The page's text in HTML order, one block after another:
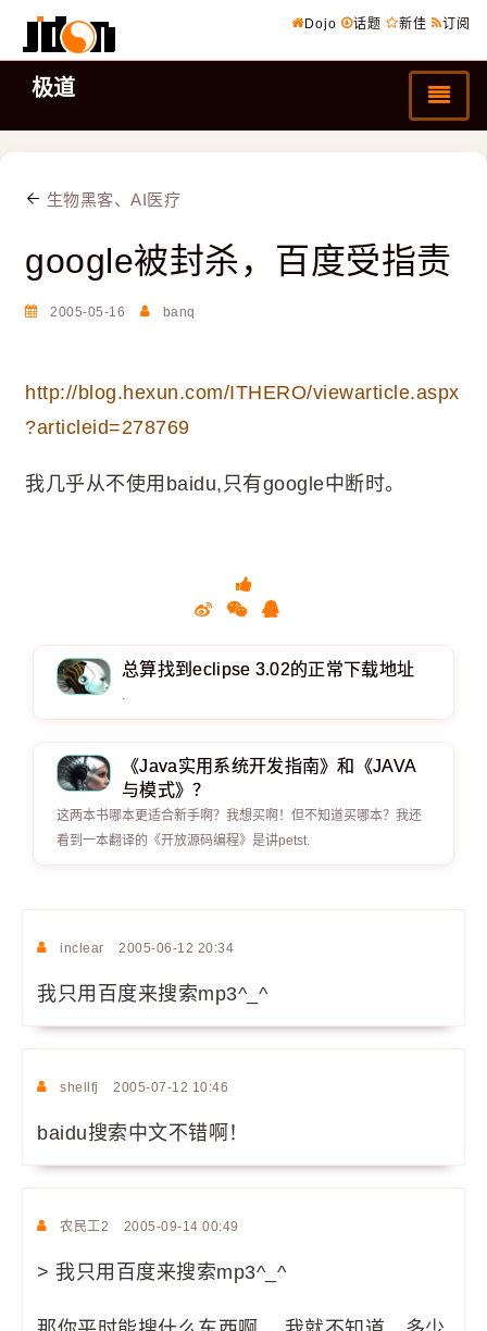
Dojo 话题 新佳 订阅
极道
生物黑客、AI医疗
google被封杀，百度受指责
2005-05-16 banq
http://blog.hexun.com/ITHERO/viewarticle.aspx
?articleid=278769
我几乎从不使用baidu,只有google中断时。
总算找到eclipse 3.02的正常下载地址
.
《Java实用系统开发指南》和《JAVA
与模式》？
这两本书哪本更适合新手啊？我想买啊！但不知道买哪本？我还
看到一本翻译的《开放源码编程》是讲petst.
inclear 2005-06-12 20:34
我只用百度来搜索mp3^_^
shellfj 2005-07-12 10:46
baidu搜索中文不错啊！
农民工2 2005-09-14 00:49
> 我只用百度来搜索mp3^_^